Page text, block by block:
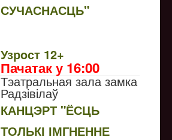
СУЧАСНАСЦЬ"
Узрoст 12+
Пачатак у 16:00
Тэатральная зала замка
Радзівілаў
КАНЦЭРТ "ЁСЦЬ
ТОЛЬКІ ІМГНЕННЕ